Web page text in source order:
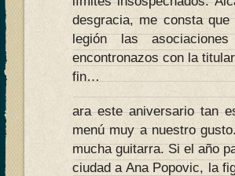
desgracia, me consta
legión las
encontronazos con la
fin…
ara este aniversario tan
menú muy a nuestro
mucha guitarra. Si el año
ciudad a Ana Popovic, la